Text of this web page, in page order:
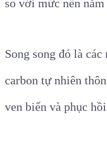
so với mức nền năm
Song song đó là
carbon tự nhiên
ven biển và phục